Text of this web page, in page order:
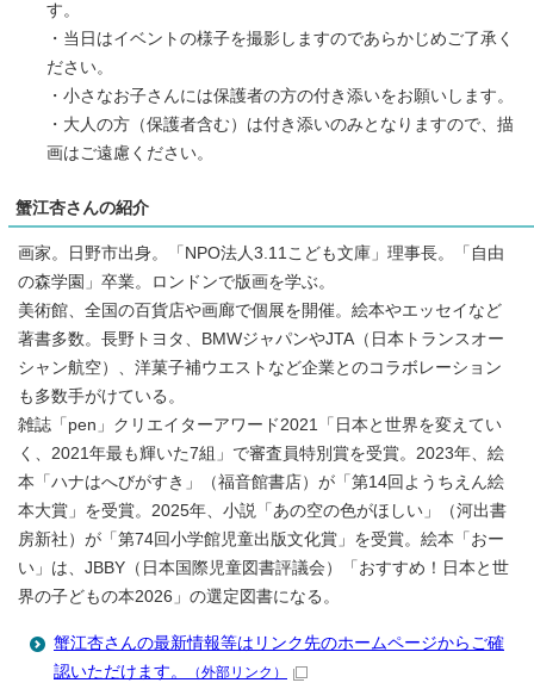
す。
・当日はイベントの様子を撮影しますのであらかじめご了承く
ださい。
・小さなお子さんには保護者の方の付き添いをお願いします。
・大人の方（保護者含む）は付き添いのみとなりますので、描
画はご遠慮ください。
蟹江杏さんの紹介
画家。日野市出身。「NPO法人3.11こども文庫」理事長。「自由
の森学園」卒業。ロンドンで版画を学ぶ。
美術館、全国の百貨店や画廊で個展を開催。絵本やエッセイなど
著書多数。長野トヨタ、BMWジャパンやJTA（日本トランスオー
シャン航空）、洋菓子補ウエストなど企業とのコラボレーション
も多数手がけている。
雑誌「pen」クリエイターアワード2021「日本と世界を変えてい
く、2021年最も輝いた7組」で審査員特別賞を受賞。2023年、絵
本「ハナはへびがすき」（福音館書店）が「第14回ようちえん絵
本大賞」を受賞。2025年、小説「あの空の色がほしい」（河出書
房新社）が「第74回小学館児童出版文化賞」を受賞。絵本「おー
い」は、JBBY（日本国際児童図書評議会）「おすすめ！日本と世
界の子どもの本2026」の選定図書になる。
蟹江杏さんの最新情報等はリンク先のホームページからご確
認いただけます。
（外部リンク）